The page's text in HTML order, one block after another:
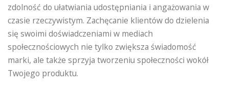
zdolność do ułatwiania udostępniania i angażowania w
czasie rzeczywistym. Zachęcanie klientów do dzielenia
się swoimi doświadczeniami w mediach
społecznościowych nie tylko zwiększa świadomość
marki, ale także sprzyja tworzeniu społeczności wokół
Twojego produktu.